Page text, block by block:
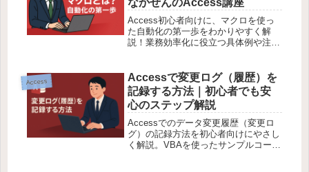
なかぜんのAccess講座
Access初心者向けに、マクロを使っ
た自動化の第一歩をわかりやすく解
説！業務効率化に役立つ具体例や注意
Access
Accessで変更ログ（履歴）を
記録する方法｜初心者でも安
心のステップ解説
Accessでのデータ変更履歴（変更ロ
グ）の記録方法を初心者向けにやさし
く解説。VBAを使ったサンプルコード